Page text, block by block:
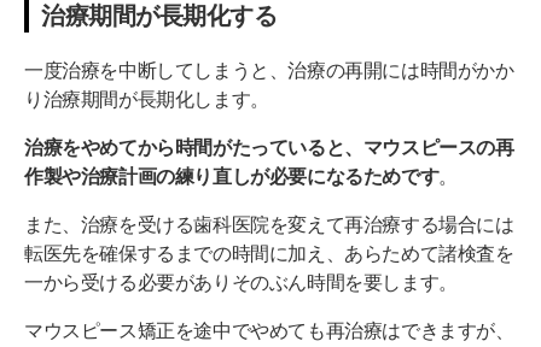
治療期間が長期化する
一度治療を中断してしまうと、治療の再開には時間がかか
り治療期間が長期化します。
治療をやめてから時間がたっていると、マウスピースの再
作製や治療計画の練り直しが必要になるためです。
また、治療を受ける歯科医院を変えて再治療する場合には
転医先を確保するまでの時間に加え、あらためて諸検査を
一から受ける必要がありそのぶん時間を要します。
マウスピース矯正を途中でやめても再治療はできますが、